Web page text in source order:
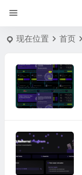
现在位置 首页